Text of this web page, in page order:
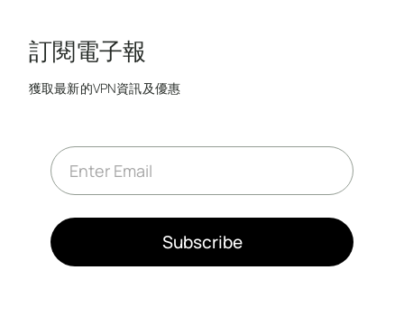
訂閱電子報
獲取最新的VPN資訊及優惠
E
m
a
*
Subscribe